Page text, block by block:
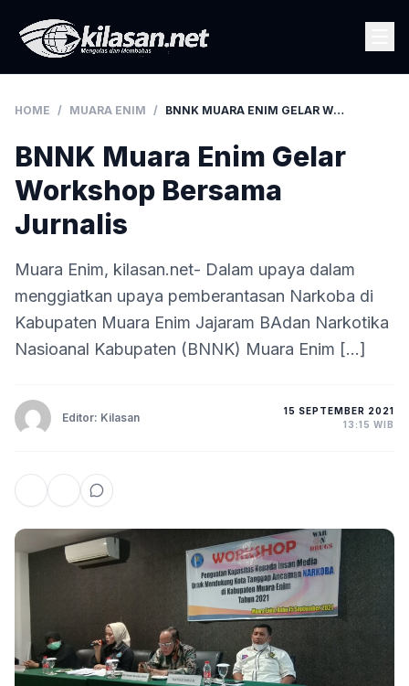
HOME / MUARA ENIM / BNNK MUARA ENIM GELAR WORKSHOP BERSAMA JURNALIS
BNNK Muara Enim Gelar
Workshop Bersama
Jurnalis
Muara Enim, kilasan.net- Dalam upaya dalam
menggiatkan upaya pemberantasan Narkoba di
Kabupaten Muara Enim Jajaram BAdan Narkotika
Nasioanal Kabupaten (BNNK) Muara Enim […]
Editor: Kilasan
15 SEPTEMBER 2021
13:15 WIB